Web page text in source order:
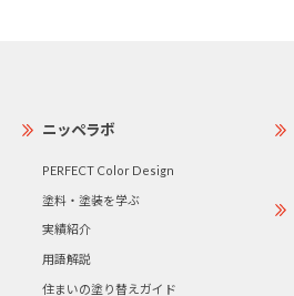
ニッペラボ
PERFECT Color Design
塗料・塗装を学ぶ
実績紹介
用語解説
住まいの塗り替えガイド